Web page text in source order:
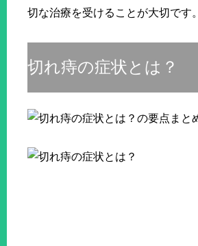
切な治療を受けることが大切です。
切れ痔の症状とは？